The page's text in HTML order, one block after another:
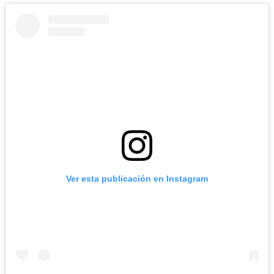
Ver esta publicación en Instagram